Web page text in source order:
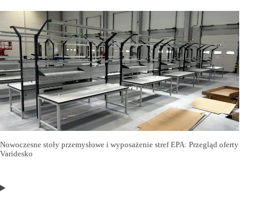
Nowoczesne stoły przemysłowe i wyposażenie stref EPA: Przegląd oferty
Varidesko